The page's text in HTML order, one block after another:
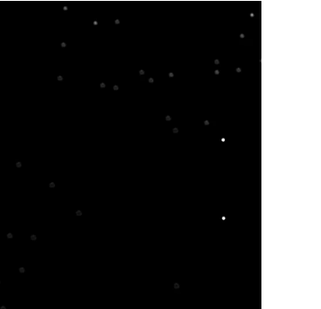
mindig bevetésre
ajánlásokat adok - közvetlenül
- három sürgősségi szintre bontva. Ha az
kapcsolatfelvételtől a javításig mindent
igényt összefogjon, és hogy az
állnak. Az egyszerű javítási
módon. Így segítek csökkenteni
az ajánlott intézkedésekről. Megértem,
a leállások elkerülése és az
- akár egyetlen gépkocsi, akár egy